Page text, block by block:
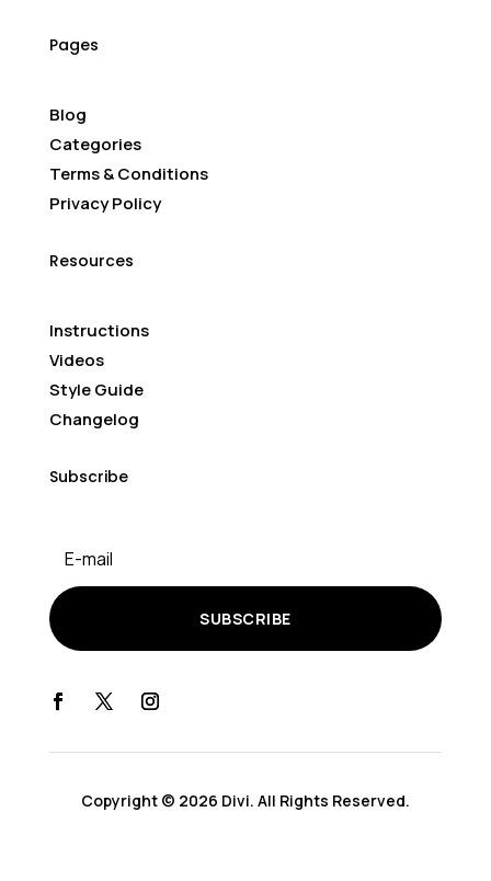
Pages
Blog
Categories
Terms & Conditions
Privacy Policy
Resources
Instructions
Videos
Style Guide
Changelog
Subscribe
SUBSCRIBE
Copyright © 2026 Divi. All Rights Reserved.